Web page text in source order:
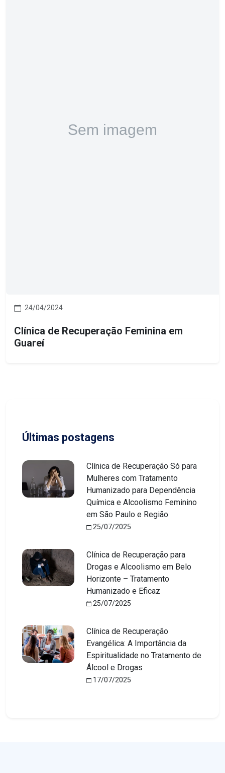
24/04/2024
Clínica de Recuperação Feminina em
Guareí
Últimas postagens
Clínica de Recuperação Só para
Mulheres com Tratamento
Humanizado para Dependência
Química e Alcoolismo Feminino
em São Paulo e Região
25/07/2025
Clínica de Recuperação para
Drogas e Alcoolismo em Belo
Horizonte – Tratamento
Humanizado e Eficaz
25/07/2025
Clínica de Recuperação
Evangélica: A Importância da
Espiritualidade no Tratamento de
Álcool e Drogas
17/07/2025